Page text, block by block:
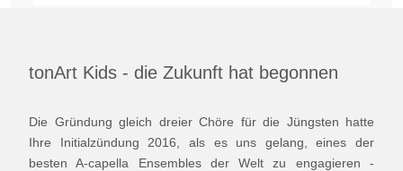
tonArt Kids - die Zukunft hat begonnen
Die Gründung gleich dreier Chöre für die Jüngsten hatte
Ihre Initialzündung 2016, als es uns gelang, eines der
besten A-capella Ensembles der Welt zu engagieren -